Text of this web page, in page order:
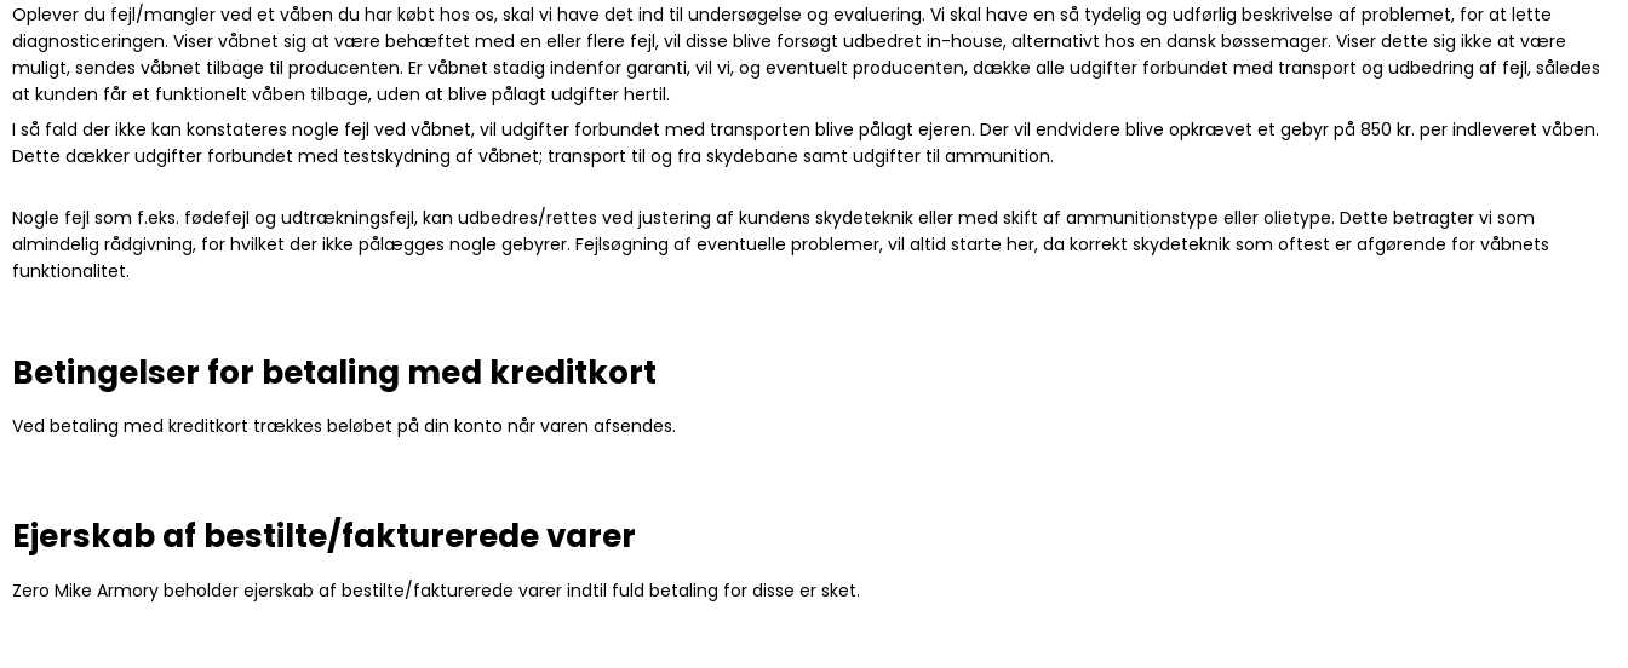
Oplever du fejl/mangler ved et våben du har købt hos os, skal vi have det ind til undersøgelse og evaluering. Vi skal have en så tydelig og udførlig beskrivelse af problemet, for at lette
diagnosticeringen. Viser våbnet sig at være behæftet med en eller flere fejl, vil disse blive forsøgt udbedret in-house, alternativt hos en dansk bøssemager. Viser dette sig ikke at være
muligt, sendes våbnet tilbage til producenten. Er våbnet stadig indenfor garanti, vil vi, og eventuelt producenten, dække alle udgifter forbundet med transport og udbedring af fejl, således
at kunden får et funktionelt våben tilbage, uden at blive pålagt udgifter hertil.
I så fald der ikke kan konstateres nogle fejl ved våbnet, vil udgifter forbundet med transporten blive pålagt ejeren. Der vil endvidere blive opkrævet et gebyr på 850 kr. per indleveret våben.
Dette dækker udgifter forbundet med testskydning af våbnet; transport til og fra skydebane samt udgifter til ammunition.
Nogle fejl som f.eks. fødefejl og udtrækningsfejl, kan udbedres/rettes ved justering af kundens skydeteknik eller med skift af ammunitionstype eller olietype. Dette betragter vi som
almindelig rådgivning, for hvilket der ikke pålægges nogle gebyrer. Fejlsøgning af eventuelle problemer, vil altid starte her, da korrekt skydeteknik som oftest er afgørende for våbnets
funktionalitet.
Betingelser for betaling med kreditkort
Ved betaling med kreditkort trækkes beløbet på din konto når varen afsendes.
Ejerskab af bestilte/fakturerede varer
Zero Mike Armory beholder ejerskab af bestilte/fakturerede varer indtil fuld betaling for disse er sket.